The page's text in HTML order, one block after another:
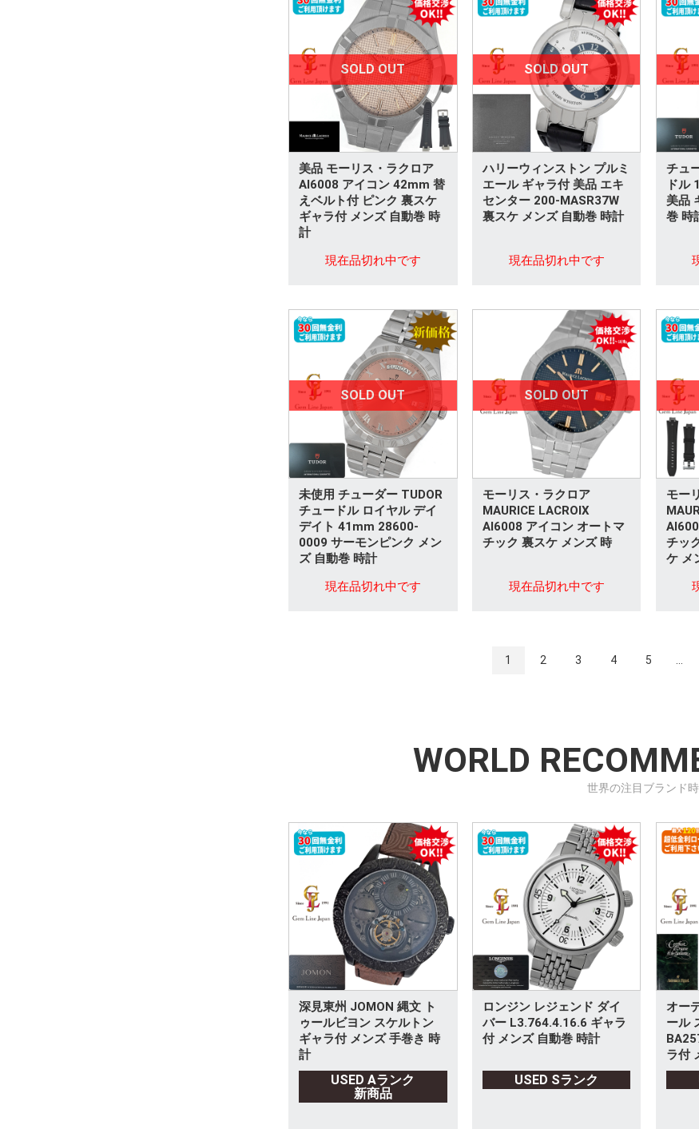
SOLD OUT
美品 モーリス・ラクロア
AI6008 アイコン 42mm 替
えベルト付 ピンク 裏スケ
ギャラ付 メンズ 自動巻 時
計
現在品切れ中です
SOLD OUT
ハリーウィンストン プルミ
エール ギャラ付 美品 エキ
センター 200-MASR37W
裏スケ メンズ 自動巻 時計
現在品切れ中です
チュ
ドル
美品
巻 時
SOLD OUT
未使用 チューダー TUDOR
チュードル ロイヤル デイ
デイト 41mm 28600-
0009 サーモンピンク メン
ズ 自動巻 時計
現在品切れ中です
SOLD OUT
モーリス・ラクロア
MAURICE LACROIX
AI6008 アイコン オートマ
チック 裏スケ メンズ 時
現在品切れ中です
モー
チッ
ケ メ
1 2 3 4 5
WORLD
世界の注目ブランド
深見東州 JOMON 縄文 ト
ゥールビヨン スケルトン
ギャラ付 メンズ 手巻き 時
計
USED Aランク
新商品
ロンジン レジェンド ダイ
バー L3.764.4.16.6 ギャラ
付 メンズ 自動巻 時計
USED Sランク
オー
ール
ラ付